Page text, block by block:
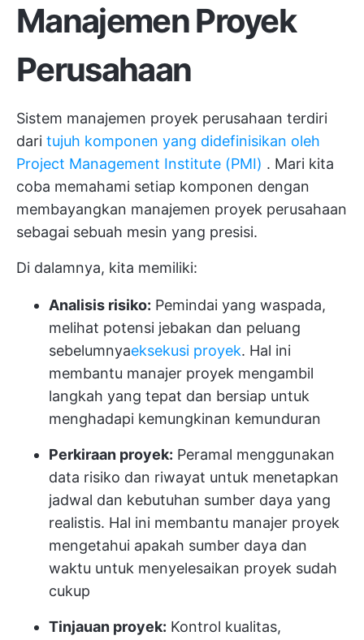
Manajemen Proyek
Perusahaan
Sistem manajemen proyek perusahaan terdiri
dari tujuh komponen yang didefinisikan oleh
Project Management Institute (PMI) . Mari kita
coba memahami setiap komponen dengan
membayangkan manajemen proyek perusahaan
sebagai sebuah mesin yang presisi.
Di dalamnya, kita memiliki:
Analisis risiko: Pemindai yang waspada,
melihat potensi jebakan dan peluang
sebelumnyaeksekusi proyek. Hal ini
membantu manajer proyek mengambil
langkah yang tepat dan bersiap untuk
menghadapi kemungkinan kemunduran
Perkiraan proyek: Peramal menggunakan
data risiko dan riwayat untuk menetapkan
jadwal dan kebutuhan sumber daya yang
realistis. Hal ini membantu manajer proyek
mengetahui apakah sumber daya dan
waktu untuk menyelesaikan proyek sudah
cukup
Tinjauan proyek: Kontrol kualitas,